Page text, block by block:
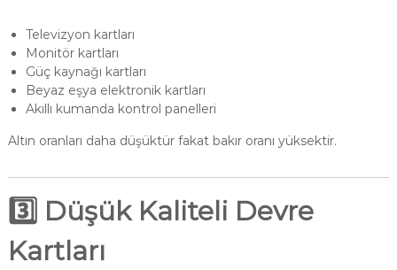
Televizyon kartları
Monitör kartları
Güç kaynağı kartları
Beyaz eşya elektronik kartları
Akıllı kumanda kontrol panelleri
Altın oranları daha düşüktür fakat bakır oranı yüksektir.
3️⃣ Düşük Kaliteli Devre
Kartları